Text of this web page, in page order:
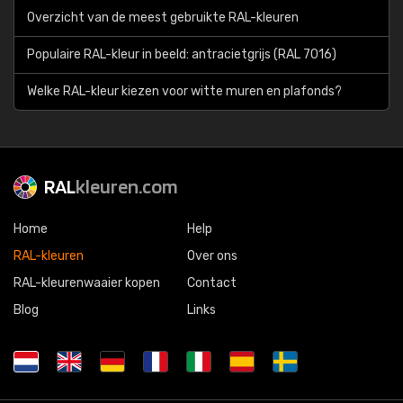
Overzicht van de meest gebruikte RAL-kleuren
Populaire RAL-kleur in beeld: antracietgrijs (RAL 7016)
Welke RAL-kleur kiezen voor witte muren en plafonds?
RALkleuren.com
Home
RAL-kleuren
RAL-kleurenwaaier kopen
Blog
Help
Over ons
Contact
Links